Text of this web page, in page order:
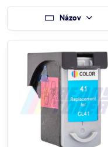
Názov